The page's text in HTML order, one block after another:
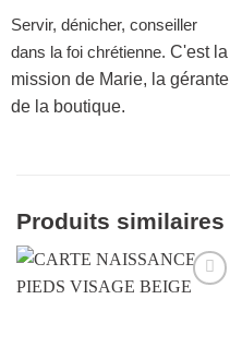
Servir, dénicher, conseiller
dans la foi chrétienne. C'est la
mission de Marie, la gérante
de la boutique.
Produits similaires